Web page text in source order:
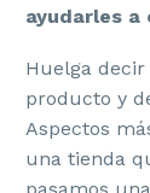
ayudarles a
Huelga
producto y
Aspectos
una tienda